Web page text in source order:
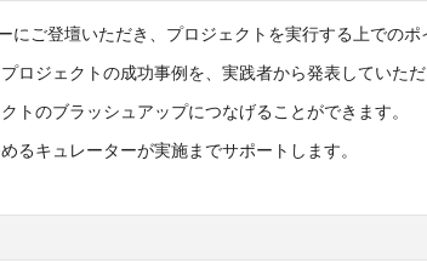
ご登壇いただき、プロジェクトを実行する上でのポ
ロジェクトの成功事例を、実践者から発表していただ
トのブラッシュアップにつなげることができます。
るキュレーターが実施までサポートします。